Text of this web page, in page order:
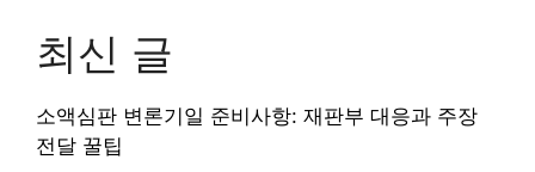
최신 글
소액심판 변론기일 준비사항: 재판부 대응과 주장
전달 꿀팁